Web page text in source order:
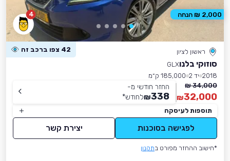
4
ראשון לציון 42 צפו ברכב זה
סוזוקי בלנוGLX
2018 יד 2
185,000 ק״מ
34,000 ₪
32,000
₪
החזר חודשי מ-
338
₪לחודש*
תוספות לעיסקה
לפגישה בסוכנות יצירת קשר
*חישוב ההחזר מפורט בתקנון
2,000 ₪ הנחה